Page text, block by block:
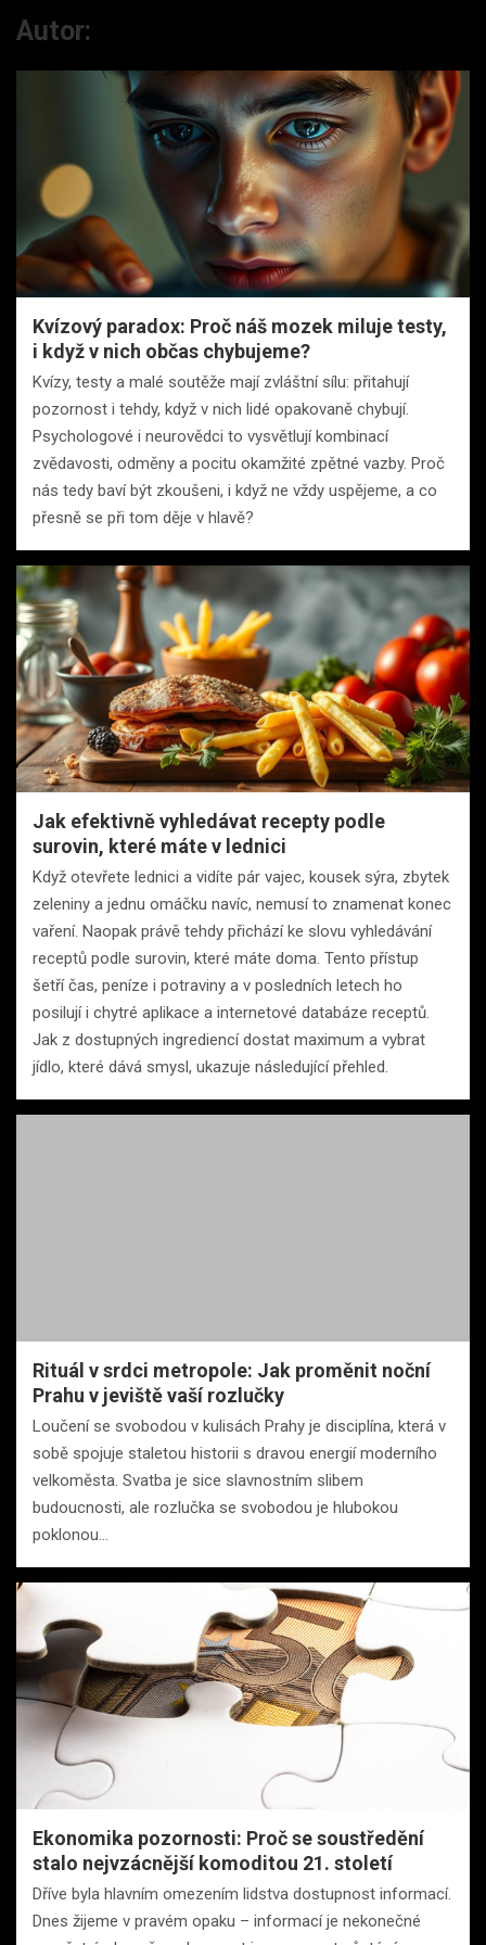
Autor:
Kvízový paradox: Proč náš mozek miluje testy,
i když v nich občas chybujeme?
Kvízy, testy a malé soutěže mají zvláštní sílu: přitahují
pozornost i tehdy, když v nich lidé opakovaně chybují.
Psychologové i neurovědci to vysvětlují kombinací
zvědavosti, odměny a pocitu okamžité zpětné vazby. Proč
nás tedy baví být zkoušeni, i když ne vždy uspějeme, a co
přesně se při tom děje v hlavě?
Jak efektivně vyhledávat recepty podle
surovin, které máte v lednici
Když otevřete lednici a vidíte pár vajec, kousek sýra, zbytek
zeleniny a jednu omáčku navíc, nemusí to znamenat konec
vaření. Naopak právě tehdy přichází ke slovu vyhledávání
receptů podle surovin, které máte doma. Tento přístup
šetří čas, peníze i potraviny a v posledních letech ho
posilují i chytré aplikace a internetové databáze receptů.
Jak z dostupných ingrediencí dostat maximum a vybrat
jídlo, které dává smysl, ukazuje následující přehled.
Rituál v srdci metropole: Jak proměnit noční
Prahu v jeviště vaší rozlučky
Loučení se svobodou v kulisách Prahy je disciplína, která v
sobě spojuje staletou historii s dravou energií moderního
velkoměsta. Svatba je sice slavnostním slibem
budoucnosti, ale rozlučka se svobodou je hlubokou
poklonou…
Ekonomika pozornosti: Proč se soustředění
stalo nejvzácnější komoditou 21. století
Dříve byla hlavním omezením lidstva dostupnost informací.
Dnes žijeme v pravém opaku – informací je nekonečné